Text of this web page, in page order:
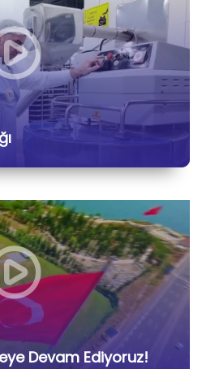
Devam Ediyoruz!